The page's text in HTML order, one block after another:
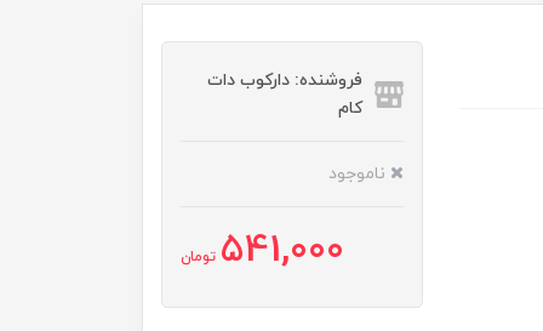
فروشنده: دارکوب دات
کام
ناموجود
541,000 تومان